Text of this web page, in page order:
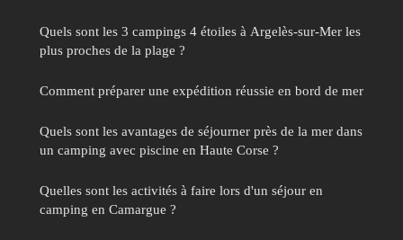
Quels sont les 3 campings 4 étoiles à Argelès-sur-Mer les
plus proches de la plage ?
Comment préparer une expédition réussie en bord de mer
Quels sont les avantages de séjourner près de la mer dans
un camping avec piscine en Haute Corse ?
Quelles sont les activités à faire lors d'un séjour en
camping en Camargue ?